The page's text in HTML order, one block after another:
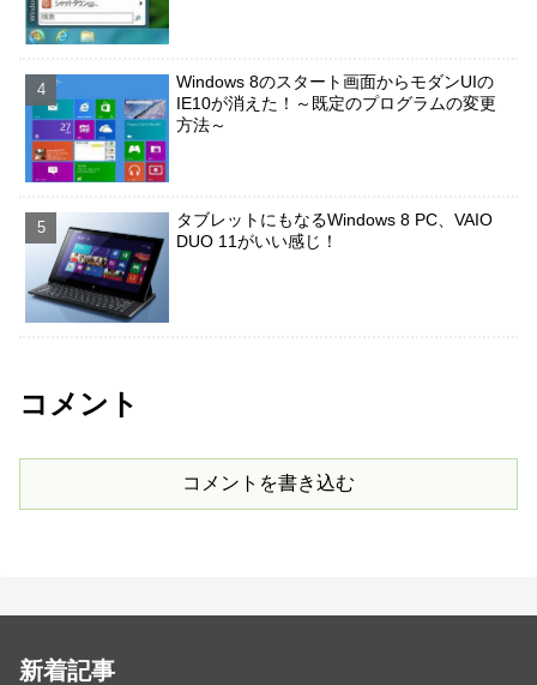
Windows 8のスタート画面からモダンUIの
IE10が消えた！～既定のプログラムの変更
方法～
タブレットにもなるWindows 8 PC、VAIO
DUO 11がいい感じ！
コメント
コメントを書き込む
新着記事